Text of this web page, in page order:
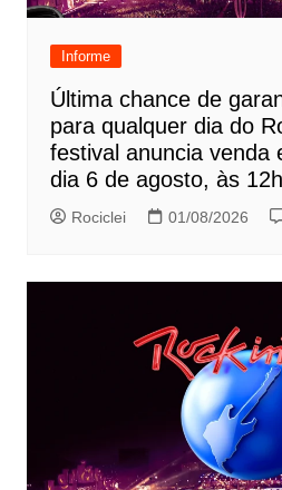
Informe
Última chance de
para qualquer dia do
festival anuncia venda
dia 6 de agosto, às 12h
Rociclei 01/08/2026